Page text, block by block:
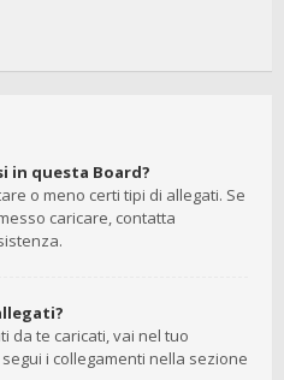
in questa Board?
o meno certi tipi di allegati. Se
caricare, contatta
da te caricati, vai nel tuo
i collegamenti nella sezione